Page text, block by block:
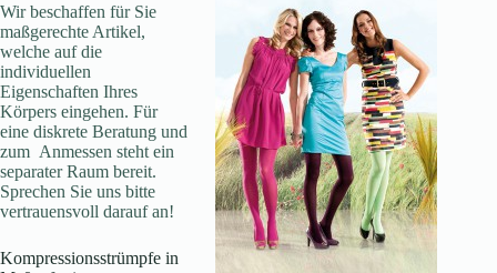
Wir beschaffen für Sie
maßgerechte Artikel,
welche auf die
individuellen
Eigenschaften Ihres
Körpers eingehen. Für
eine diskrete Beratung und
zum Anmessen steht ein
separater Raum bereit.
Sprechen Sie uns bitte
vertrauensvoll darauf an!
Kompressionsstrümpfe in